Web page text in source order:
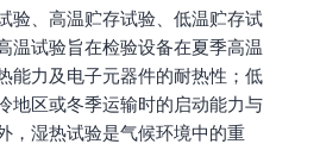
验、高温贮存试验、低温贮存试
温试验旨在检验设备在夏季高温
能力及电子元器件的耐热性；低
地区或冬季运输时的启动能力与
，湿热试验是气候环境中的重